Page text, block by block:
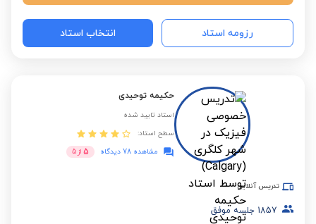
رزومه استاد انتخاب استاد
حکیمه توحیدی
استاد تایید شده
سطح استاد:
مشاهده 78 دیدگاه
5 از 5
تدریس آنلاین
1857 جلسه موفق